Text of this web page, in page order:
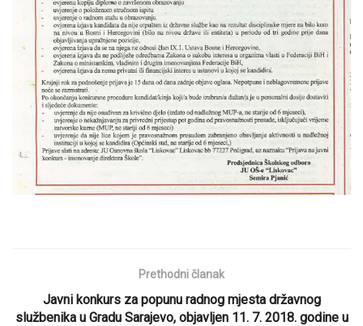
Prethodni članak
Javni konkurs za popunu radnog mjesta državnog
službenika u Gradu Sarajevo, objavljen 11. 7. 2018. godine u